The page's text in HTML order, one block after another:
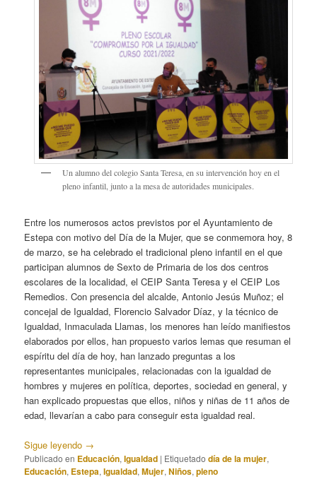
Un alumno del colegio Santa Teresa, en su intervención hoy en el
pleno infantil, junto a la mesa de autoridades municipales.
Entre los numerosos actos previstos por el Ayuntamiento de
Estepa con motivo del Día de la Mujer, que se conmemora hoy, 8
de marzo, se ha celebrado el tradicional pleno infantil en el que
participan alumnos de Sexto de Primaria de los dos centros
escolares de la localidad, el CEIP Santa Teresa y el CEIP Los
Remedios. Con presencia del alcalde, Antonio Jesús Muñoz; el
concejal de Igualdad, Florencio Salvador Díaz, y la técnico de
Igualdad, Inmaculada Llamas, los menores han leído manifiestos
elaborados por ellos, han propuesto varios lemas que resuman el
espíritu del día de hoy, han lanzado preguntas a los
representantes municipales, relacionadas con la igualdad de
hombres y mujeres en política, deportes, sociedad en general, y
han explicado propuestas que ellos, niños y niñas de 11 años de
edad, llevarían a cabo para conseguir esta igualdad real.
Sigue leyendo →
Publicado en Educación,Igualdad | Etiquetado día de la mujer,
Educación, Estepa,Igualdad,Mujer,Niños,pleno